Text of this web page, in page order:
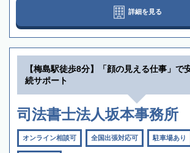
詳細を見る
【梅島駅徒歩8分】「顔の見える仕事」で
続サポート
司法書士法人坂本事務所
オンライン相談可 全国出張対応可 駐車場あり